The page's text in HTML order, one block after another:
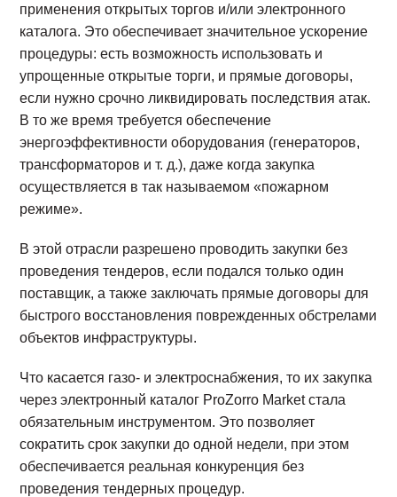
применения открытых торгов и/или электронного
каталога. Это обеспечивает значительное ускорение
процедуры: есть возможность использовать и
упрощенные открытые торги, и прямые договоры,
если нужно срочно ликвидировать последствия атак.
В то же время требуется обеспечение
энергоэффективности оборудования (генераторов,
трансформаторов и т. д.), даже когда закупка
осуществляется в так называемом «пожарном
режиме».
В этой отрасли разрешено проводить закупки без
проведения тендеров, если подался только один
поставщик, а также заключать прямые договоры для
быстрого восстановления поврежденных обстрелами
объектов инфраструктуры.
Что касается газо- и электроснабжения, то их закупка
через электронный каталог ProZorro Market стала
обязательным инструментом. Это позволяет
сократить срок закупки до одной недели, при этом
обеспечивается реальная конкуренция без
проведения тендерных процедур.